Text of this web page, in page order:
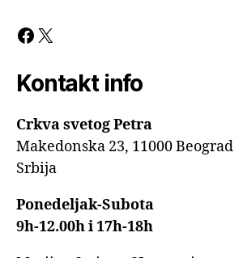
Facebook
X
Kontakt info
Crkva svetog Petra
Makedonska 23, 11000 Beograd
Srbija
Ponedeljak-Subota
9h-12.00h i 17h-18h